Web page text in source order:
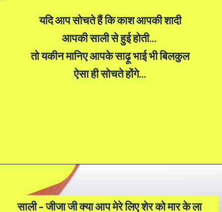
यदि आप सोचते हैं कि काश आपकी शादी
आपकी साली से हुई होती...
तो यकीन मानिए आपके साढ़ू भाई भी बिलकुल
ऐसा ही सोचते होंगे...
साली - जीजा जी क्या आप मेरे लिए शेर को मार के ला